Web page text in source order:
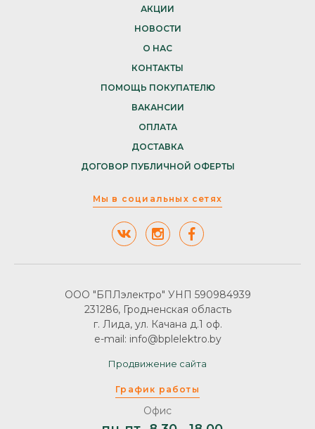
АКЦИИ
НОВОСТИ
О НАС
КОНТАКТЫ
ПОМОЩЬ ПОКУПАТЕЛЮ
ВАКАНСИИ
ОПЛАТА
ДОСТАВКА
ДОГОВОР ПУБЛИЧНОЙ ОФЕРТЫ
Мы в социальных сетях
График работы
Офис
ООО "БПЛэлектро" УНП 590984939
231286, Гродненская область
г. Лида, ул. Качана д.1 оф.
e-mail: info@bplelektro.by
Продвижение сайта